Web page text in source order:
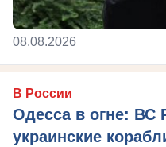
08.08.2026
В России
Одесса в огне: ВС
украинские